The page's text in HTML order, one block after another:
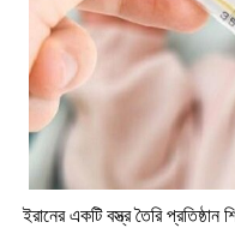
ইরানের একটি বস্ত্র তৈরি প্রতিষ্ঠান